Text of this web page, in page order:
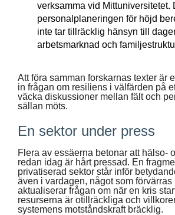
verksamma vid Mittuniversitetet.
personalplaneringen för höjd
inte tar tillräcklig hänsyn till
arbetsmarknad och
Att föra samman forskarnas texter är
in frågan om resiliens i välfärden på
väcka diskussioner mellan fält och
sällan möts.
En sektor under press
Flera av essäerna betonar att hälso-
redan idag är hårt pressad. En
privatiserad sektor står inför
även i vardagen, något som förvärras
aktualiserar frågan om när en kris
resurserna är otillräckliga och
systemens motståndskraft bräcklig.